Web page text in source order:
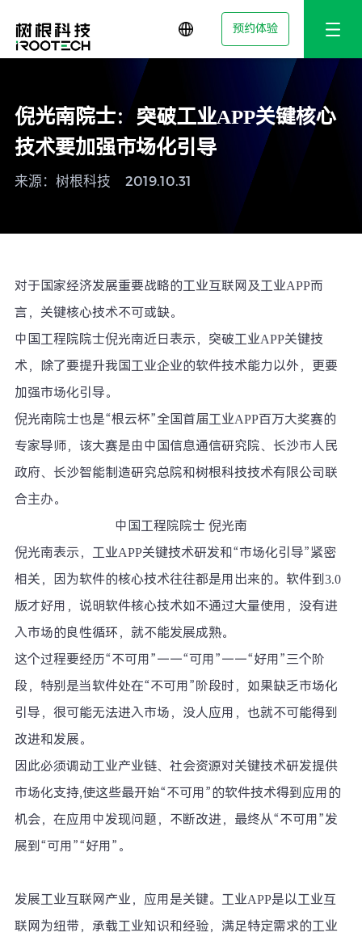
预约体验
倪光南院士：突破工业APP关键核心
技术要加强市场化引导
来源：树根科技 2019.10.31
对于国家经济发展重要战略的工业互联网及工业APP而
言，关键核心技术不可或缺。
中国工程院院士倪光南近日表示，突破工业APP关键技
术，除了要提升我国工业企业的软件技术能力以外，更要
加强市场化引导。
倪光南院士也是“根云杯”全国首届工业APP百万大奖赛的
专家导师，该大赛是由中国信息通信研究院、长沙市人民
政府、长沙智能制造研究总院和树根科技技术有限公司联
合主办。
中国工程院院士 倪光南
倪光南表示，工业APP关键技术研发和“市场化引导”紧密
相关，因为软件的核心技术往往都是用出来的。软件到3.0
版才好用，说明软件核心技术如不通过大量使用，没有进
入市场的良性循环，就不能发展成熟。
这个过程要经历“不可用”——“可用”——“好用”三个阶
段，特别是当软件处在“不可用”阶段时，如果缺乏市场化
引导，很可能无法进入市场，没人应用，也就不可能得到
改进和发展。
因此必须调动工业产业链、社会资源对关键技术研发提供
市场化支持,使这些最开始“不可用”的软件技术得到应用的
机会，在应用中发现问题，不断改进，最终从“不可用”发
展到“可用”“好用”。
发展工业互联网产业，应用是关键。工业APP是以工业互
联网为纽带，承载工业知识和经验，满足特定需求的工业